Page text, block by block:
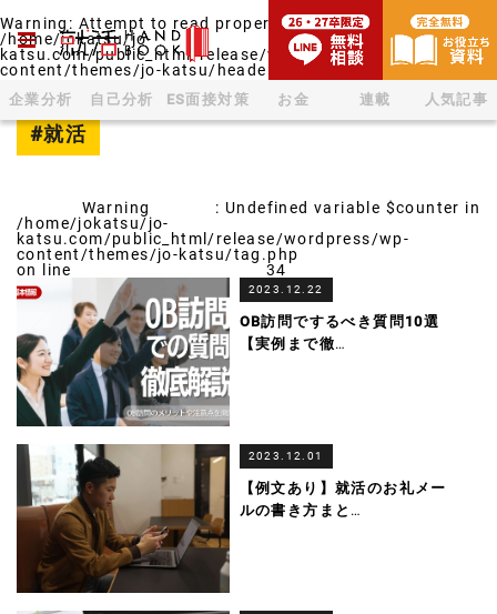
Warning : Attempt to read property "post_name" on null in
/home/jokatsu/jo-
katsu.com/public_html/release/wordpress/wp-
content/themes/jo-katsu/header-campus.php
on line 233
企業分析 自己分析 ES面接対策 お金 連載 人気記事
#就活
Warning
: Undefined variable $counter in
/home/jokatsu/jo-
katsu.com/public_html/release/wordpress/wp-
content/themes/jo-katsu/tag.php
on line
34
2023.12.22
OB訪問でするべき質問10選
【実例まで徹…
2023.12.01
【例文あり】就活のお礼メー
ルの書き方まと …